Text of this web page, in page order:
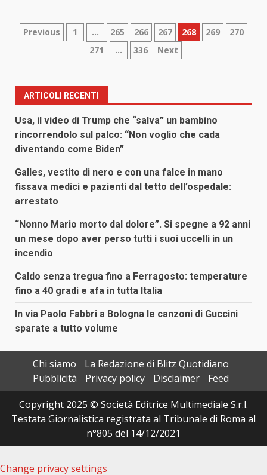
Paginazione
articoli
Previous 1 … 265 266 267 268 269
270
271
… 336 Next
ARTICOLI RECENTI
Usa, il video di Trump che “salva” un bambino
rincorrendolo sul palco: “Non voglio che cada
diventando come Biden”
Galles, vestito di nero e con una falce in mano
fissava medici e pazienti dal tetto dell’ospedale:
arrestato
“Nonno Mario morto dal dolore”. Si spegne a 92 anni
un mese dopo aver perso tutti i suoi uccelli in un
incendio
Caldo senza tregua fino a Ferragosto: temperature
fino a 40 gradi e afa in tutta Italia
In via Paolo Fabbri a Bologna le canzoni di Guccini
sparate a tutto volume
Chi siamo
La Redazione di Blitz Quotidiano
Pubblicità
Privacy policy Disclaimer
Feed
Copyright 2025 © Società Editrice Multimediale S.r.l.
Testata Giornalistica registrata al Tribunale di Roma al
n°805 del 14/12/2021
Change privacy settings